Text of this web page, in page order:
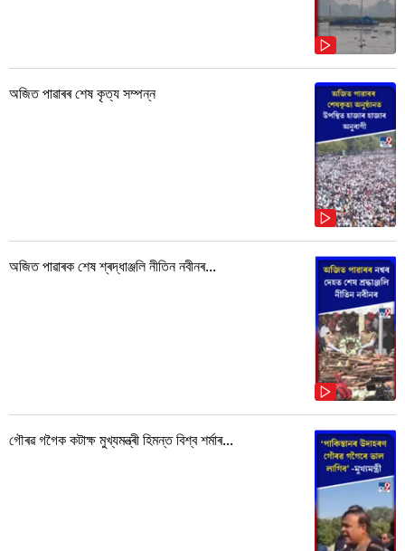
অজিত পাৱাৰৰ শেষ কৃত্য সম্পন্ন
অজিত পাৱাৰক শেষ শ্ৰদ্ধাঞ্জলি নীতিন নবীনৰ...
গৌৰৱ গগৈক কটাক্ষ মুখ্যমন্ত্ৰী হিমন্ত বিশ্ব শৰ্মাৰ...